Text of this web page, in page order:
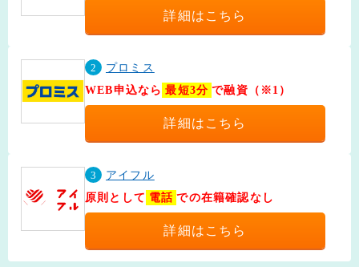
詳細はこちら
2
プロミス
WEB申込なら 最短3分 で融資（※1）
詳細はこちら
3
アイフル
原則として 電話 での在籍確認なし
詳細はこちら